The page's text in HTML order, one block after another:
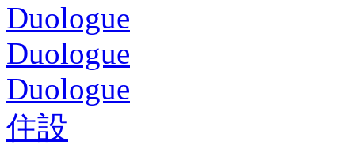
Duologue
Duologue
Duologue
住設